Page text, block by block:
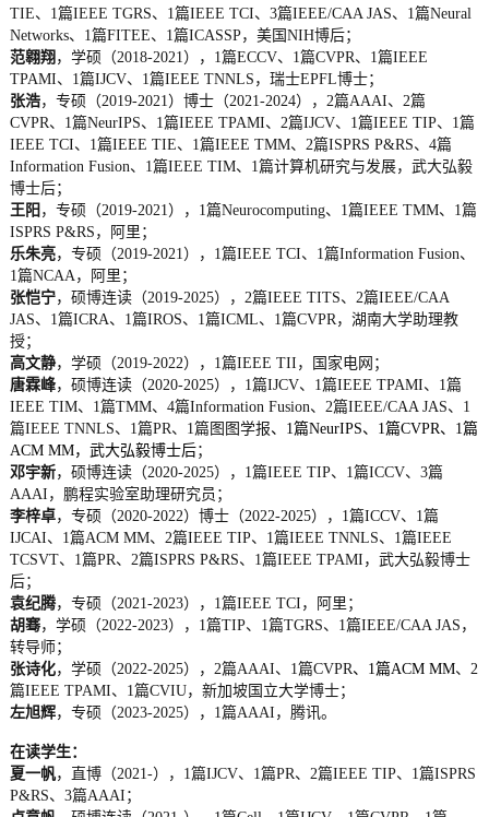
TIE、1篇IEEE TGRS、1篇IEEE TCI、3篇IEEE/CAA JAS、1篇Neural
Networks、1篇FITEE、1篇ICASSP，美国NIH博后；
范翱翔 ，学硕（2018-2021），1篇ECCV、1篇CVPR、1篇IEEE
TPAMI、1篇IJCV、1篇IEEE TNNLS，瑞士EPFL博士；
张浩，专硕（2019-2021）博士（2021-2024），2篇AAAI、2篇
CVPR、1篇NeurIPS、1篇IEEE TPAMI、2篇IJCV、1篇IEEE TIP、1篇
IEEE TCI、1篇IEEE TIE、1篇IEEE TMM、2篇ISPRS P&RS、4篇
Information Fusion、1篇IEEE TIM、1篇计算机研究与发展，武大弘毅
博士后；
王阳 ，专硕（2019-2021），1篇Neurocomputing、1篇IEEE TMM、1篇
ISPRS P&RS，阿里；
乐朱亮，专硕（2019-2021），1篇IEEE TCI、1篇Information Fusion、
1篇NCAA，阿里；
张恺宁，硕博连读（2019-2025），2篇IEEE TITS、2篇IEEE/CAA
JAS、1篇ICRA、1篇IROS、1篇ICML、1篇CVPR，湖南大学助理教
授；
高文静，学硕（2019-2022），1篇IEEE TII，国家电网；
唐霖峰，硕博连读（2020-2025），1篇IJCV、1篇IEEE TPAMI、1篇
IEEE TIM、1篇TMM、4篇Information Fusion、2篇IEEE/CAA JAS、1
篇IEEE TNNLS、1篇PR、1篇图图学报、1篇NeurIPS、1篇CVPR、1篇
ACM MM，武大弘毅博士后；
邓宇新，硕博连读（2020-2025），1篇IEEE TIP、1篇ICCV、3篇
AAAI，鹏程实验室助理研究员；
李梓卓，专硕（2020-2022）博士（2022-2025），1篇ICCV、1篇
IJCAI、1篇ACM MM、2篇IEEE TIP、1篇IEEE TNNLS、1篇IEEE
TCSVT、1篇PR、2篇ISPRS P&RS、1篇IEEE TPAMI，武大弘毅博士
后；
袁纪腾，专硕（2021-2023），1篇IEEE TCI，阿里；
胡骞，学硕（2022-2023），1篇TIP、1篇TGRS、1篇IEEE/CAA JAS，
转导师；
张诗化，学硕（2022-2025），2篇AAAI、1篇CVPR、1篇ACM MM、2
篇IEEE TPAMI、1篇CVIU，新加坡国立大学博士；
左旭辉，专硕（2023-2025），1篇AAAI，腾讯。
在读学生：
夏一帆，直博（2021-），1篇IJCV、1篇PR、2篇IEEE TIP、1篇ISPRS
P&RS、3篇AAAI；